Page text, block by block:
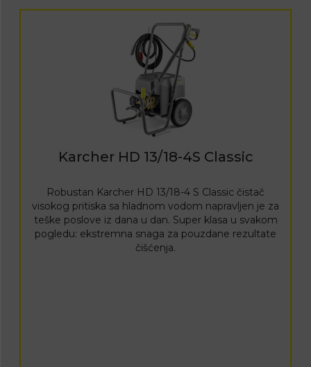
Karcher HD 13/18-4S Classic
Robustan Karcher HD 13/18-4 S Classic čistač
visokog pritiska sa hladnom vodom napravljen je za
teške poslove iz dana u dan. Super klasa u svakom
pogledu: ekstremna snaga za pouzdane rezultate
čišćenja.